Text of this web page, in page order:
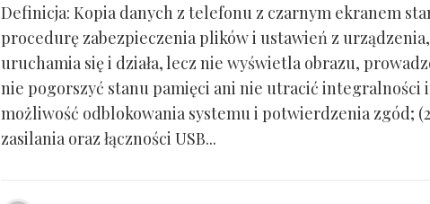
Definicja: Kopia danych z telefonu z czarnym ekranem
procedurę zabezpieczenia plików i ustawień z
uruchamia się i działa, lecz nie wyświetla obrazu,
nie pogorszyć stanu pamięci ani nie utracić integralności
możliwość odblokowania systemu i potwierdzenia zgód;
zasilania oraz łączności USB...